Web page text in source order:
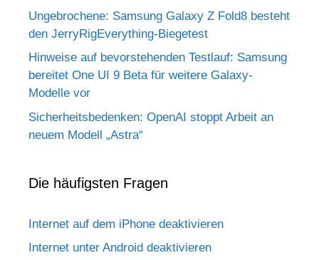
Ungebrochene: Samsung Galaxy Z Fold8 besteht
den JerryRigEverything-Biegetest
Hinweise auf bevorstehenden Testlauf: Samsung
bereitet One UI 9 Beta für weitere Galaxy-
Modelle vor
Sicherheitsbedenken: OpenAI stoppt Arbeit an
neuem Modell „Astra“
Die häufigsten Fragen
Internet auf dem iPhone deaktivieren
Internet unter Android deaktivieren